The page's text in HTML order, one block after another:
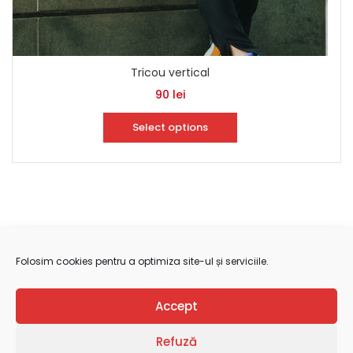
Folosim cookies pentru a optimiza site-ul și serviciile.
Accept
Refuză
Tricou vertical
90 lei
Select options
Cookie Policy (EU)